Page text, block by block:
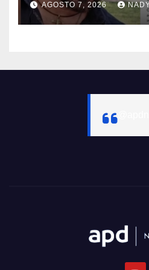
AGOSTO 7, 2026